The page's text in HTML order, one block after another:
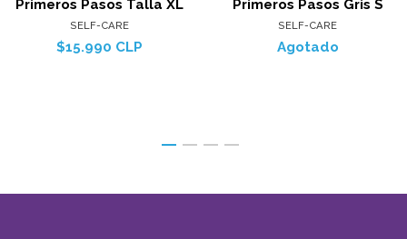
Primeros Pasos Talla XL
SELF-CARE
$15.990 CLP
Primeros Pasos Gris S
SELF-CARE
Agotado